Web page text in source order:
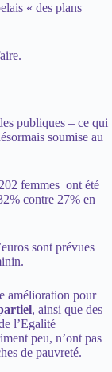
« des plans
publiques – ce qui
soumise au
femmes ont été
contre 27% en
sont prévues
pour
, ainsi que des
l’Egalité
peu, n’ont pas
de pauvreté.